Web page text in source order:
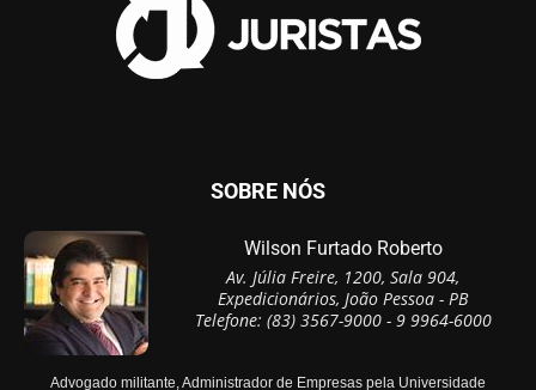
SOBRE NÓS
Wilson Furtado Roberto
Av. Júlia Freire, 1200, Sala 904,
Expedicionários, João Pessoa - PB
Telefone: (83) 3567-9000 - 9 9964-6000
Advogado militante, Administrador de Empresas pela Universidade